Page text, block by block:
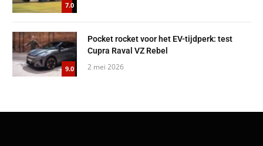
7.0
9.0
Pocket rocket voor het EV-tijdperk: test
Cupra Raval VZ Rebel
2 mei 2026